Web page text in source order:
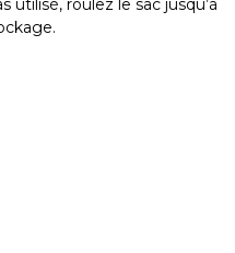
utilisé, roulez le sac jusqu’à